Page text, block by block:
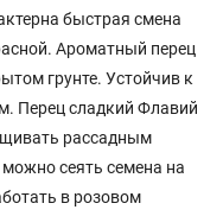
быстрая смена
Ароматный перец
грунте. Устойчив к
Перец сладкий Флавий
рассадным
сеять семена на
в розовом